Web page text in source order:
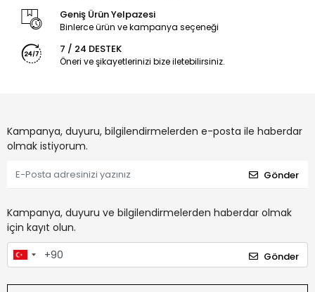
Geniş Ürün Yelpazesi
Binlerce ürün ve kampanya seçeneği
7 / 24 DESTEK
Öneri ve şikayetlerinizi bize iletebilirsiniz.
Kampanya, duyuru, bilgilendirmelerden e-posta ile haberdar
olmak istiyorum.
Gönder
Kampanya, duyuru ve bilgilendirmelerden haberdar olmak
için kayıt olun.
Gönder